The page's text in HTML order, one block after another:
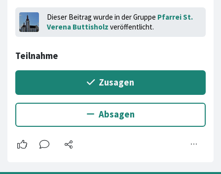
Dieser Beitrag wurde in der Gruppe Pfarrei St.
Verena Buttisholz veröffentlicht.